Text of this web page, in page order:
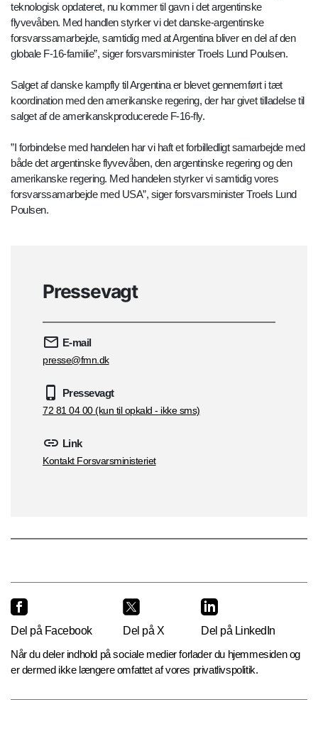
teknologisk opdateret, nu kommer til gavn i det argentinske
flyvevåben. Med handlen styrker vi det danske-argentinske
forsvarssamarbejde, samtidig med at Argentina bliver en del af den
globale F-16-familie”, siger forsvarsminister Troels Lund Poulsen.
Salget af danske kampfly til Argentina er blevet gennemført i tæt
koordination med den amerikanske regering, der har givet tilladelse til
salget af de amerikanskproducerede F-16-fly.
”I forbindelse med handelen har vi haft et forbilledligt samarbejde med
både det argentinske flyvevåben, den argentinske regering og den
amerikanske regering. Med handelen styrker vi samtidig vores
forsvarssamarbejde med USA”, siger forsvarsminister Troels Lund
Poulsen.
Pressevagt
E-mail
presse@fmn.dk
Pressevagt
72 81 04 00 (kun til opkald - ikke sms)
Link
Kontakt Forsvarsministeriet
Del på Facebook Del på X
Del på LinkedIn
Når du deler indhold på sociale medier forlader du hjemmesiden og
er dermed ikke længere omfattet af vores privatlivspolitik.